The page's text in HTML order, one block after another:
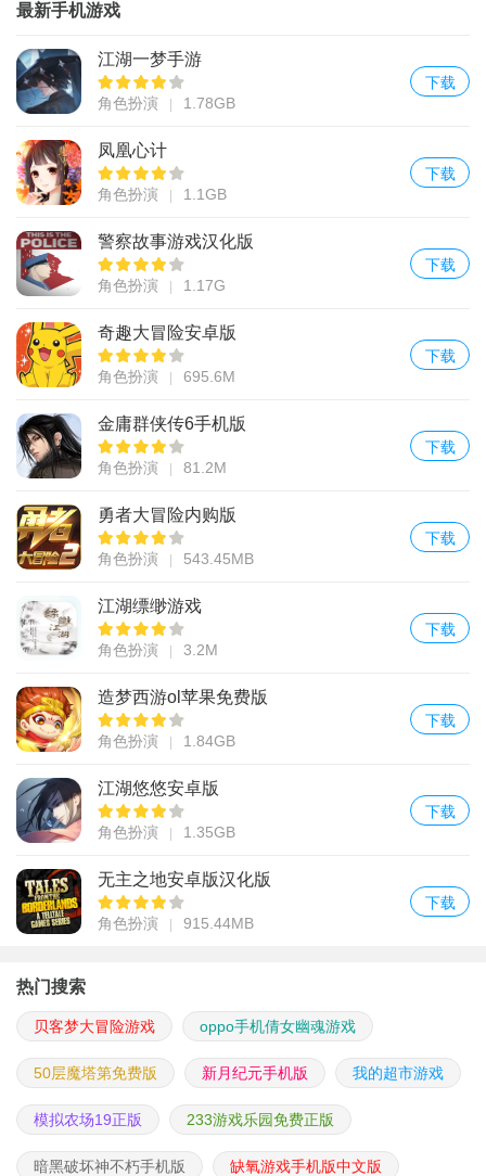
最新手机游戏
江湖一梦手游
角色扮演 1.78GB
下载
凤凰心计
角色扮演 1.1GB
下载
警察故事游戏汉化版
角色扮演 1.17G
下载
奇趣大冒险安卓版
角色扮演 695.6M
下载
金庸群侠传6手机版
角色扮演 81.2M
下载
勇者大冒险内购版
角色扮演 543.45MB
下载
江湖缥缈游戏
角色扮演 3.2M
下载
造梦西游ol苹果免费版
角色扮演 1.84GB
下载
江湖悠悠安卓版
角色扮演 1.35GB
下载
无主之地安卓版汉化版
角色扮演 915.44MB
下载
热门搜索
贝客梦大冒险游戏 oppo手机倩女幽魂游戏
50层魔塔第免费版 新月纪元手机版 我的超市游戏
模拟农场19正版 233游戏乐园免费正版
暗黑破坏神不朽手机版 缺氧游戏手机版中文版